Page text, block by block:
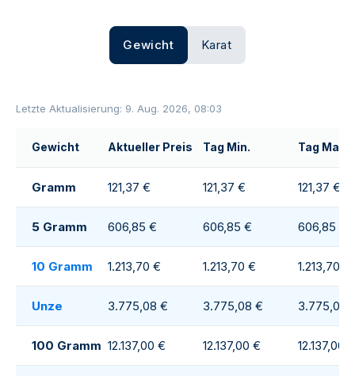
Gewicht Karat
Letzte Aktualisierung: 9. Aug. 2026, 08:03
Gewicht Aktueller Preis Tag Min. Tag Max
Gramm 121,37 € 121,37 € 121,37 €
5 Gramm 606,85 € 606,85 € 606,85 €
10 Gramm 1.213,70 € 1.213,70 € 1.213,70 €
Unze 3.775,08 € 3.775,08 € 3.775,08
100 Gramm 12.137,00 € 12.137,00 € 12.137,00 €